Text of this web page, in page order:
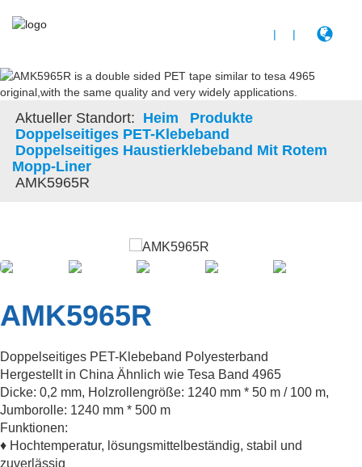
| |
Aktueller Standort: Heim
Produkte
Doppelseitiges PET-Klebeband
Doppelseitiges Haustierklebeband Mit Rotem
Mopp-Liner
AMK5965R
AMK5965R
Doppelseitiges PET-Klebeband Polyesterband
Hergestellt in China Ähnlich wie Tesa Band 4965
Dicke: 0,2 mm, Holzrollengröße: 1240 mm * 50 m / 100 m,
Jumborolle: 1240 mm * 500 m
Funktionen:
♦ Hochtemperatur, lösungsmittelbeständig, stabil und
zuverlässig